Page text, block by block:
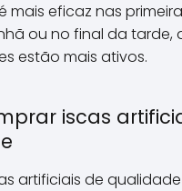
mais eficaz nas
ou no final da tarde,
estão mais ativos.
iscas
artificiais de